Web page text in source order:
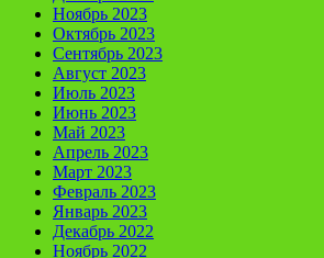
Ноябрь 2023
Октябрь 2023
Сентябрь 2023
Август 2023
Июль 2023
Июнь 2023
Май 2023
Апрель 2023
Март 2023
Февраль 2023
Январь 2023
Декабрь 2022
Ноябрь 2022